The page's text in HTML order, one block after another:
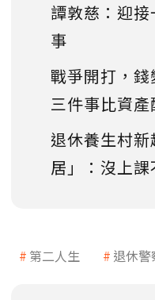
譚敦慈：迎
事
戰爭開打，
三件事比資產
退休養生村
居」：沒上
第二人生 退休警